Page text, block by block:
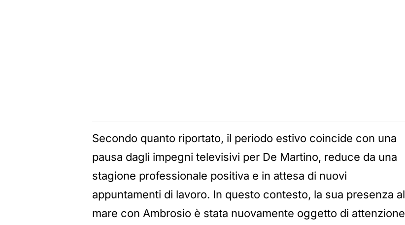
Secondo quanto riportato, il periodo estivo coincide con una
pausa dagli impegni televisivi per De Martino, reduce da una
stagione professionale positiva e in attesa di nuovi
appuntamenti di lavoro. In questo contesto, la sua presenza al
mare con Ambrosio è stata nuovamente oggetto di attenzione